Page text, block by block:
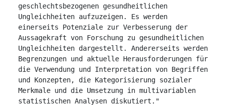
geschlechtsbezogenen gesundheitlichen
Ungleichheiten aufzuzeigen. Es werden
einerseits Potenziale zur Verbesserung der
Aussagekraft von Forschung zu gesundheitlichen
Ungleichheiten dargestellt. Andererseits werden
Begrenzungen und aktuelle Herausforderungen für
die Verwendung und Interpretation von Begriffen
und Konzepten, die Kategorisierung sozialer
Merkmale und die Umsetzung in multivariablen
statistischen Analysen diskutiert."